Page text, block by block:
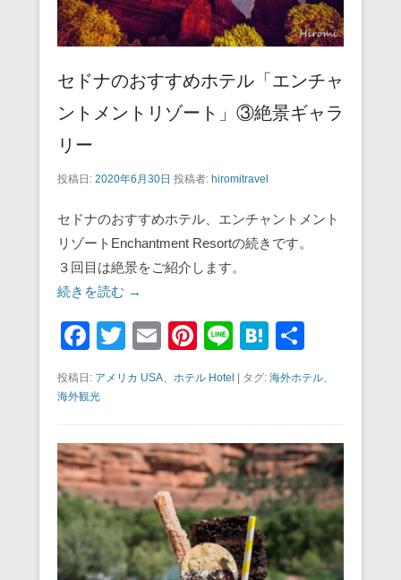
セドナのおすすめホテル「エンチャ
ントメントリゾート」③絶景ギャラ
リー
投稿日: 2020年6月30日 投稿者: hiromitravel
セドナのおすすめホテル、エンチャントメント
リゾートEnchantment Resortの続きです。
３回目は絶景をご紹介します。
続きを読む →
F
c
b
o
o
k
T
tt
E
ail
Pi
er
st
Li
e
H
at
e
a
投稿日: アメリカ USA、 ホテル Hotel タグ: 海外ホテル、
海外観光